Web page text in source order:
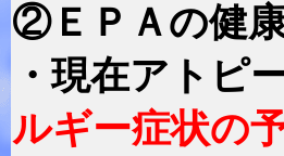
②ＥＰＡの健康
・現在アトピ
ルギー症状の